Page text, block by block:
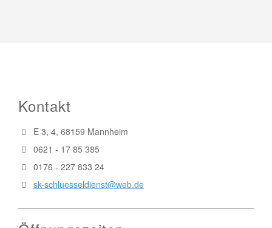
Kontakt
E 3, 4, 68159 Mannheim
0621 - 17 85 385
0176 - 227 833 24
sk-schluesseldienst@web.de